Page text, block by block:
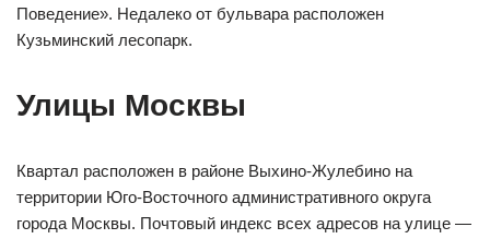
Поведение». Недалеко от бульвара расположен
Кузьминский лесопарк.
Улицы Москвы
Квартал расположен в районе Выхино-Жулебино на
территории Юго-Восточного административного округа
города Москвы. Почтовый индекс всех адресов на улице —